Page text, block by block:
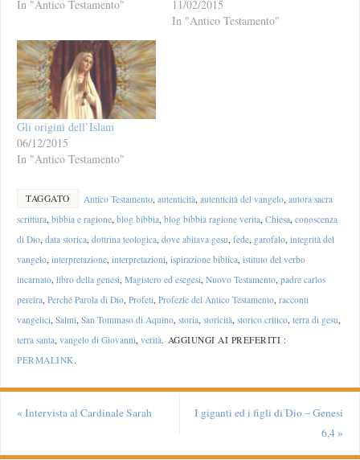
In "Antico Testamento"
11/02/2015
In "Antico Testamento"
Gli origini dell’Islam
06/12/2015
In "Antico Testamento"
TAGGATO Antico Testamento, autenticità, autenticità del vangelo, autora sacra
scrittura,bibbia e ragione,blog bibbia,blog bibbia ragione verita,Chiesa,conoscenza
di Dio,data storica,dottrina teologica,dove abitava gesu,fede, garofalo,integrità del
vangelo,interpretazione,interpretazioni,ispirazione biblica,istituto del verbo
incarnato,libro della genesi,Magistero ed esegesi,Nuovo Testamento,padre carlos
pereira,Perché Parola di Dio,Profeti,Profezie del Antico Testamento,racconti
vangelici,Salmi,San Tommaso di Aquino,storia,storicità,storico critico,terra di gesu,
terra santa,vangelo di Giovanni,verità. AGGIUNGI AI PREFERITI :
PERMALINK.
« Intervista al Cardinale Sarah
I giganti ed i figli di Dio – Genesi
6,4»